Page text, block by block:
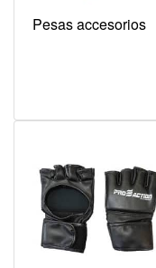
Pesas accesorios